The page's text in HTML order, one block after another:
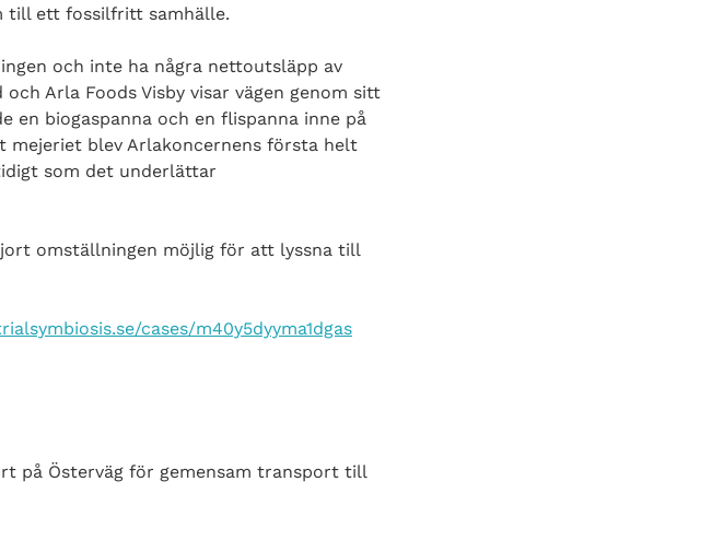
till ett fossilfritt samhälle.
och inte ha några nettoutsläpp av
Arla Foods Visby visar vägen genom sitt
en biogaspanna och en flispanna inne på
mejeriet blev Arlakoncernens första helt
som det underlättar
omställningen möjlig för att lyssna till
cases/m40y5dyyma1dgas
på Österväg för gemensam transport till